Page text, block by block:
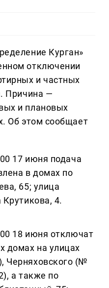
Курган»
отключении
и частных
Причина —
и плановых
Об этом сообщает
17 июня подача
в домах по
65; улица
4.
18 июня отключат
домах на улицах
(№
а также по